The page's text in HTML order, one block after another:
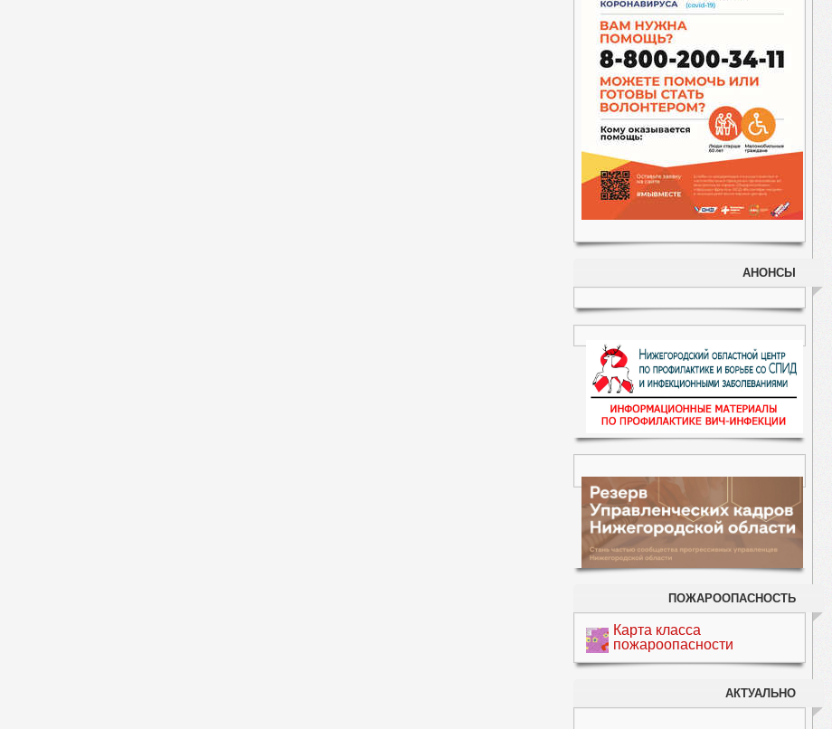
АНОНСЫ
ПОЖАРООПАСНОСТЬ
Карта класса
пожароопасности
АКТУАЛЬНО